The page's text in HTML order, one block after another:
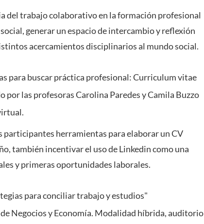
del trabajo colaborativo en la formación profesional
generar un espacio de intercambio y reflexión
acercamientos disciplinarios al mundo social.
para buscar práctica profesional: Curriculum vitae
por las profesoras Carolina Paredes y Camila Buzzo
herramientas para elaborar un CV
también incentivar el uso de Linkedin como una
y primeras oportunidades laborales.
para conciliar trabajo y estudios"
Negocios y Economía. Modalidad híbrida, auditorio